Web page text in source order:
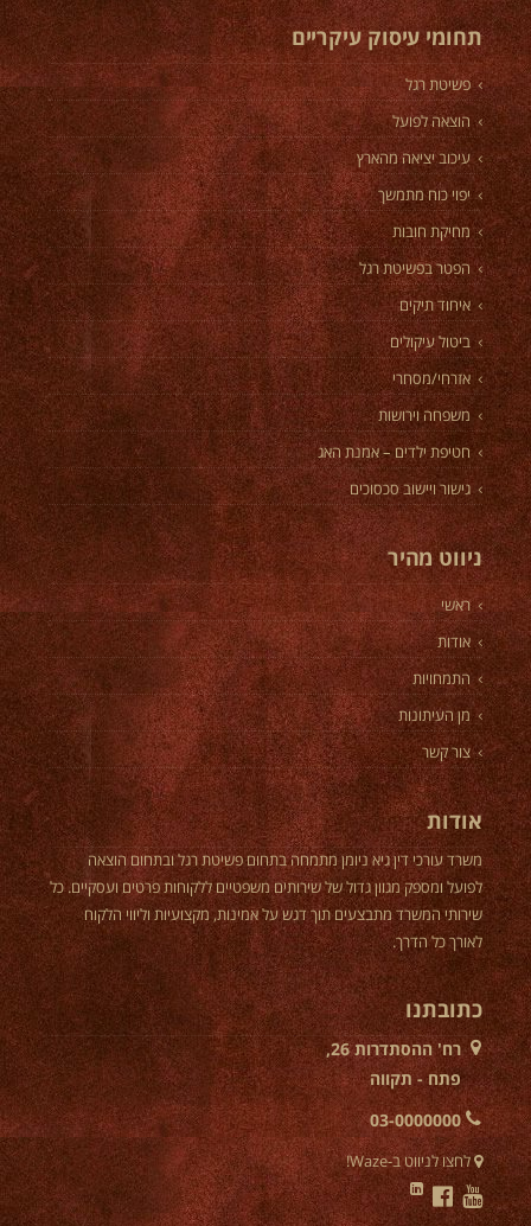
תחומי עיסוק עיקריים
פשיטת רגל
הוצאה לפועל
עיכוב יציאה מהארץ
יפוי כוח מתמשך
מחיקת חובות
הפטר בפשיטת רגל
איחוד תיקים
ביטול עיקולים
אזרחי/מסחרי
משפחה וירושות
חטיפת ילדים – אמנת האג
גישור ויישוב סכסוכים
ניווט מהיר
ראשי
אודות
התמחויות
מן העיתונות
צור קשר
אודות
משרד עורכי דין גיא ניומן מתמחה בתחום פשיטת רגל ובתחום הוצאה
לפועל ומספק מגוון גדול של שירותים משפטיים ללקוחות פרטים ועסקיים. כל
שירותי המשרד מתבצעים תוך דגש על אמינות, מקצועיות וליווי הלקוח
לאורך כל הדרך.
כתובתנו
רח' ההסתדרות 26,
פתח - תקווה
03-0000000
לחצו לניווט ב-Waze!